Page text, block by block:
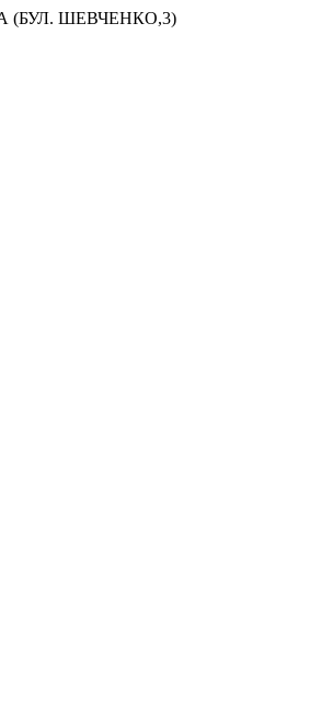
(БУЛ. ШЕВЧЕНКО,3)